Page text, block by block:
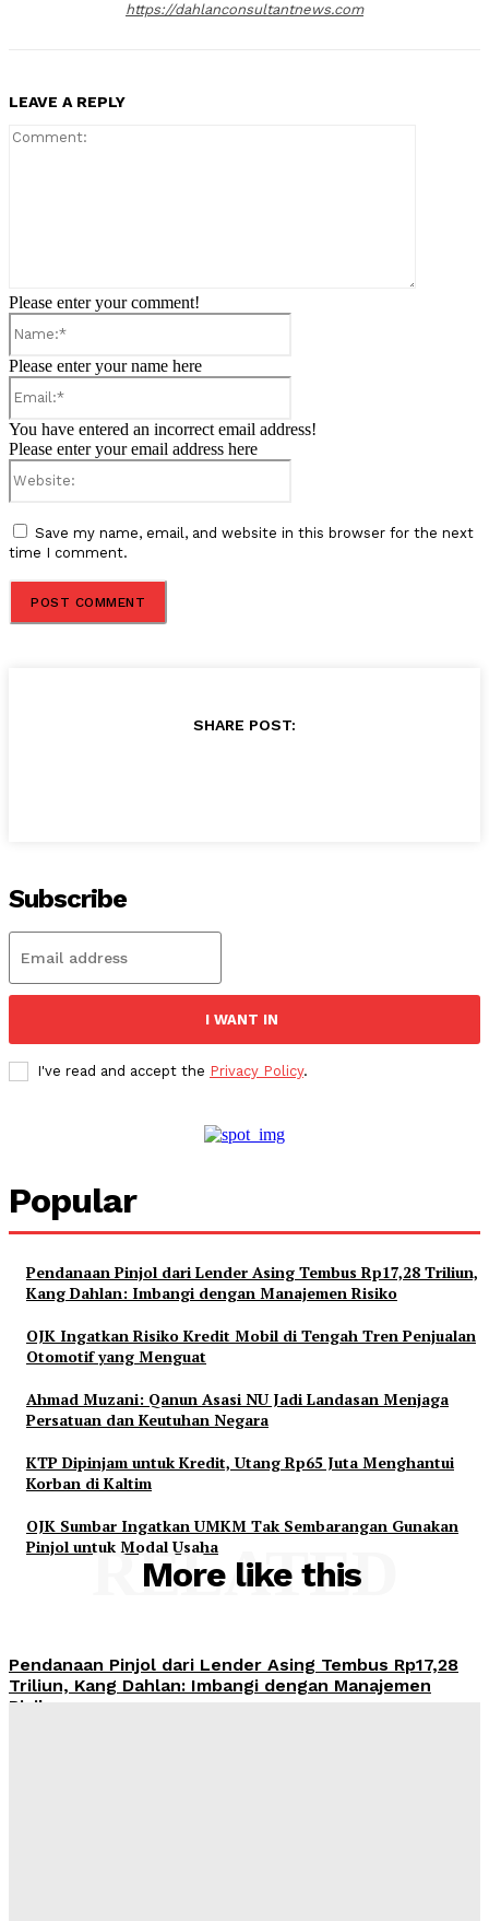
https://dahlanconsultantnews.com
LEAVE A REPLY
Please enter your comment!
Please enter your name here
You have entered an incorrect email address!
Please enter your email address here
Save my name, email, and website in this browser for the next
time I comment.
SHARE POST:
Subscribe
I WANT IN
I've read and accept the Privacy Policy.
Popular
Pendanaan Pinjol dari Lender Asing Tembus Rp17,28 Triliun,
Kang Dahlan: Imbangi dengan Manajemen Risiko
OJK Ingatkan Risiko Kredit Mobil di Tengah Tren Penjualan
Otomotif yang Menguat
Ahmad Muzani: Qanun Asasi NU Jadi Landasan Menjaga
Persatuan dan Keutuhan Negara
KTP Dipinjam untuk Kredit, Utang Rp65 Juta Menghantui
Korban di Kaltim
OJK Sumbar Ingatkan UMKM Tak Sembarangan Gunakan
Pinjol untuk Modal Usaha
More like this
RELATED
Pendanaan Pinjol dari Lender Asing Tembus Rp17,28
Triliun, Kang Dahlan: Imbangi dengan Manajemen
Risiko